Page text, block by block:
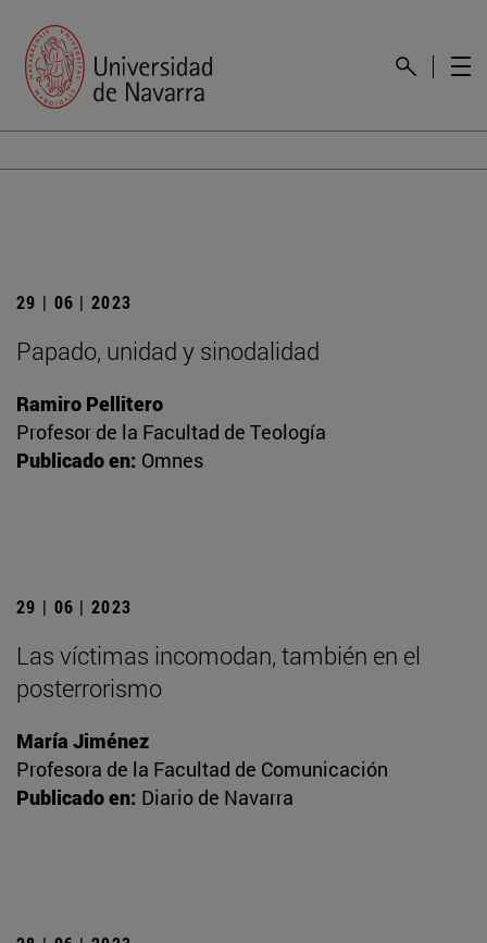
29 | 06 | 2023
Papado, unidad y sinodalidad
Ramiro Pellitero
Profesor de la Facultad de Teología
Publicado en: Omnes
29 | 06 | 2023
Las víctimas incomodan, también en el
posterrorismo
María Jiménez
Profesora de la Facultad de Comunicación
Publicado en: Diario de Navarra